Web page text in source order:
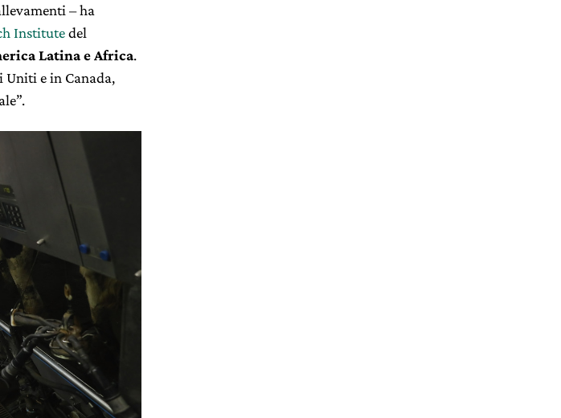
– ha
Institutedel
Latina e Africa.
e in Canada,